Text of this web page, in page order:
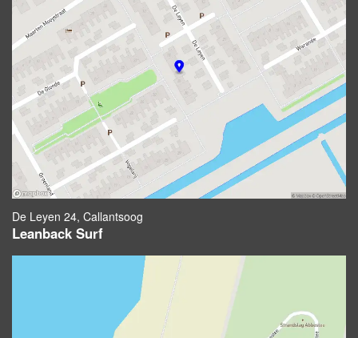
De Leyen 24, Callantsoog
Leanback Surf